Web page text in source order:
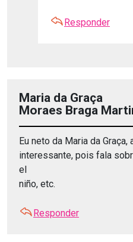
Responder
Maria da Graça
Moraes Braga
Eu neto da Maria da
interessante, pois fala
el
niño, etc.
Responder